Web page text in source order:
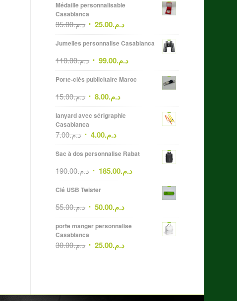
Médaille personnalisable
Casablanca
د.م.35.00 د.م.25.00
Jumelles personnalise Casablanca
د.م.110.00 د.م.99.00
Porte-clés publicitaire Maroc
د.م.15.00 د.م.8.00
lanyard avec sérigraphie
Casablanca
د.م.7.00 د.م.4.00
Sac à dos personnalise Rabat
د.م.190.00 د.م.185.00
Clé USB Twister
د.م.55.00 د.م.50.00
porte manger personnalise
Casablanca
د.م.30.00 د.م.25.00